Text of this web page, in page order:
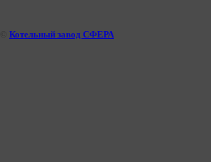
Котельный завод СФЕРА